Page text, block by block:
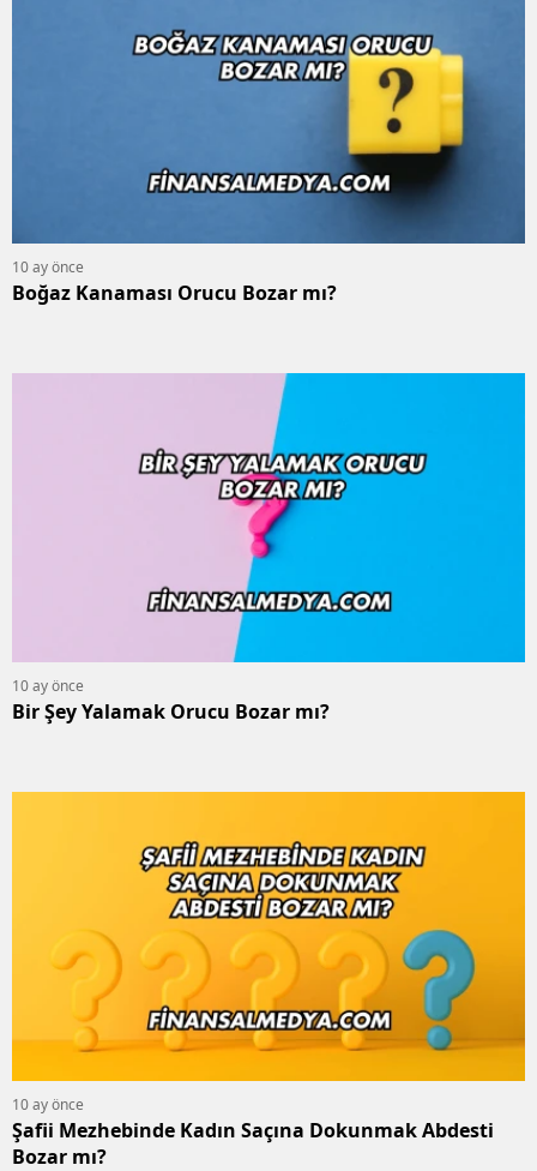
10 ay önce
Boğaz Kanaması Orucu Bozar mı?
10 ay önce
Bir Şey Yalamak Orucu Bozar mı?
10 ay önce
Şafii Mezhebinde Kadın Saçına Dokunmak Abdesti
Bozar mı?